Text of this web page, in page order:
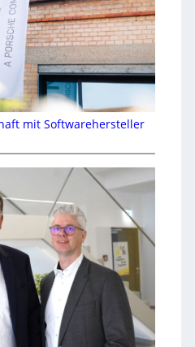
mit Softwarehersteller